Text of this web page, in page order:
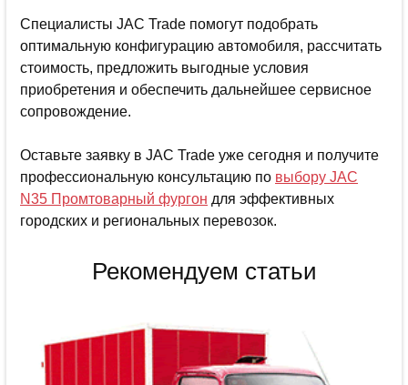
Специалисты JAC Trade помогут подобрать
оптимальную конфигурацию автомобиля, рассчитать
стоимость, предложить выгодные условия
приобретения и обеспечить дальнейшее сервисное
сопровождение.
Оставьте заявку в JAC Trade уже сегодня и получите
профессиональную консультацию по выбору JAC
N35 Промтоварный фургон для эффективных
городских и региональных перевозок.
Рекомендуем статьи